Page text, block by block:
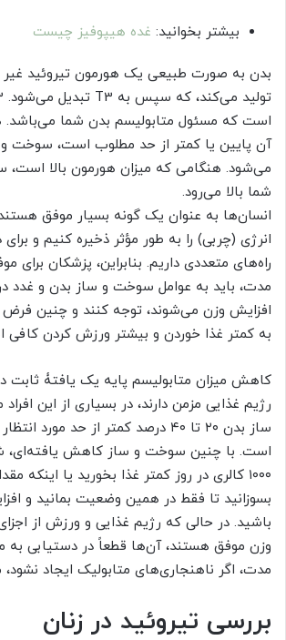
بیشتر بخوانید: غده هیپوفیز چیست
است که مسئول متابولیسم بدن شما
آن پایین یا کمتر از حد مطلوب است، سوخت
می‏‌شود. هنگامی که میزان هورمون بالا
شما بالا ‏می‌‏رود.
انسان‌‏ها به عنوان یک گونه بسیار موفق هستند
انرژی (چربی) را به طور مؤثر ذخیره کنیم و برای
راه‏‌های متعددی داریم. بنابراین، پزشکان برای
مدت، باید به عوامل سوخت و ساز بدن و غدد
افزایش وزن می‌‏شوند، توجه کنند و چنین فرض
به کمتر غذا خوردن و بیشتر ورزش کردن
کاهش میزان متابولیسم پایه یک یافتۀ
رژیم غذایی مزمن دارند، در بسیاری از این
۱۰۰۰ کالری در روز کمتر غذا بخورید یا اینکه
بسوزانید تا فقط در همین وضعیت بمانید و
باشید. در حالی که رژیم غذایی و ورزش از
وزن موفق هستند، آن‌ها قطعاً در دست‏یابی به
مدت، اگر ناهنجاری‌‏های متابولیک ایجاد
بررسی تیروئید در زنان